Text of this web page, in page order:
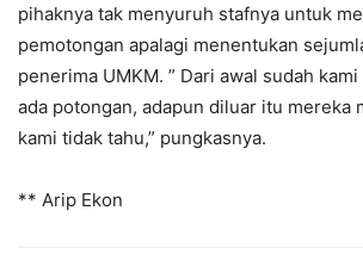
pihaknya tak menyuruh stafnya untuk
pemotongan apalagi menentukan
penerima UMKM. ” Dari awal sudah
ada potongan, adapun diluar itu mereka
kami tidak tahu,” pungkasnya.
** Arip Ekon